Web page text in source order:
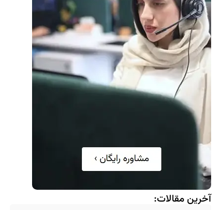
آخرین مقالات: